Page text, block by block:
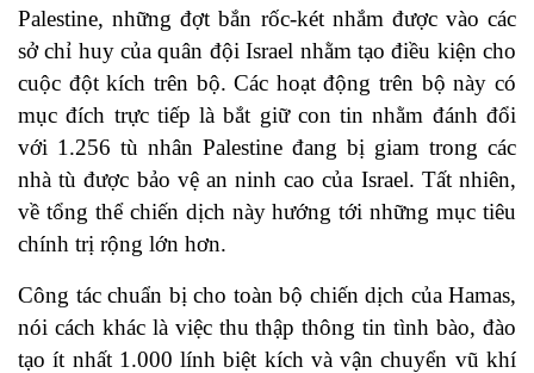
Palestine, những đợt bắn rốc-két nhắm được vào các
sở chỉ huy của quân đội Israel nhằm tạo điều kiện cho
cuộc đột kích trên bộ. Các hoạt động trên bộ này có
mục đích trực tiếp là bắt giữ con tin nhằm đánh đổi
với 1.256 tù nhân Palestine đang bị giam trong các
nhà tù được bảo vệ an ninh cao của Israel. Tất nhiên,
về tổng thể chiến dịch này hướng tới những mục tiêu
chính trị rộng lớn hơn.
Công tác chuẩn bị cho toàn bộ chiến dịch của Hamas,
nói cách khác là việc thu thập thông tin tình bào, đào
tạo ít nhất 1.000 lính biệt kích và vận chuyển vũ khí